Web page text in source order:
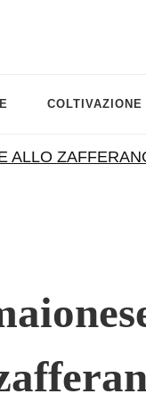
ALLO